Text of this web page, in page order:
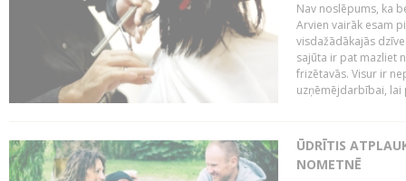
Nav noslēpums, ka
Arvien vairāk esam
visdažādākajās
sajūta ir pat mazliet
frizētavās. Visur ir
uzņēmējdarbībai, lai
ŪDRĪTIS
NOMETNĒ